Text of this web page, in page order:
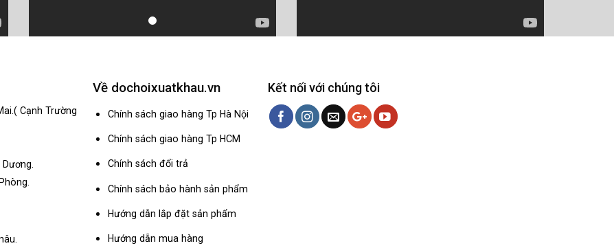
Cạnh Trường
Về dochoixuatkhau.vn
Chính sách giao hàng Tp Hà Nội
Chính sách giao hàng Tp HCM
Chính sách đổi trả
Chính sách bảo hành sản phẩm
Hướng dẫn lắp đặt sản phẩm
Hướng dẫn mua hàng
Kết nối với chúng tôi